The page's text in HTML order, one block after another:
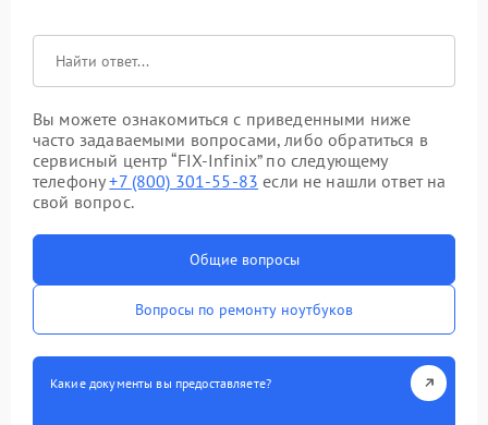
Вы можете ознакомиться с приведенными ниже
часто задаваемыми вопросами, либо обратиться в
сервисный центр “FIX-Infinix” по следующему
телефону+7 (800) 301-55-83 если не нашли ответ на
свой вопрос.
Общие вопросы
Вопросы по ремонту ноутбуков
Какие документы вы предоставляете?